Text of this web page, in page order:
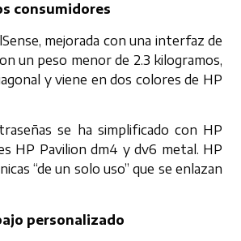
consumidores
mejorada con una interfaz de
un peso menor de 2.3 kilogramos,
y viene en dos colores de HP
se ha simplificado con HP
HP Pavilion dm4 y dv6 metal. HP
“de un solo uso” que se enlazan
personalizado